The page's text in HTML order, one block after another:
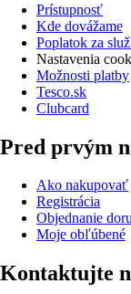
Prístupnosť
Kde dovážame
Poplatok za
Nastavenia
Možnosti platby
Tesco.sk
Clubcard
Pred prvým
Ako nakupovať
Registrácia
Objednanie
Moje obľúbené
Kontaktujte